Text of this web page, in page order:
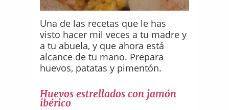
Una de las recetas que le has
visto hacer mil veces a tu madre y
a tu abuela, y que ahora está
alcance de tu mano. Prepara
huevos, patatas y pimentón.
Huevos estrellados con jamón
ibérico